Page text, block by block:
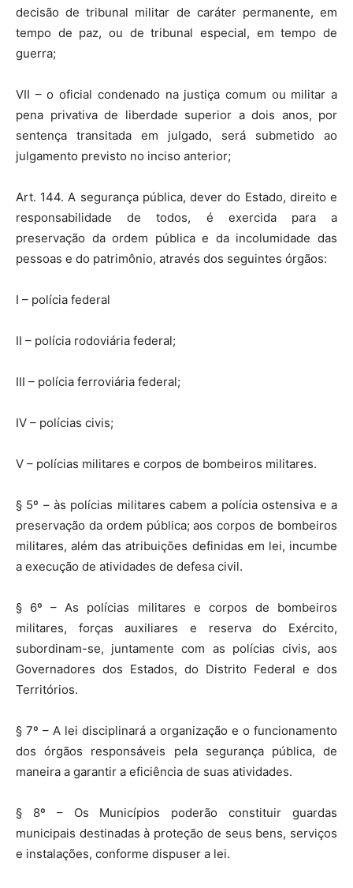
decisão de tribunal militar de caráter permanente, em
tempo de paz, ou de tribunal especial, em tempo de
guerra;
VII – o oficial condenado na justiça comum ou militar a
pena privativa de liberdade superior a dois anos, por
sentença transitada em julgado, será submetido ao
julgamento previsto no inciso anterior;
Art. 144. A segurança pública, dever do Estado, direito e
responsabilidade de todos, é exercida para a
preservação da ordem pública e da incolumidade das
pessoas e do patrimônio, através dos seguintes órgãos:
I – polícia federal
II – polícia rodoviária federal;
III – polícia ferroviária federal;
IV – polícias civis;
V – polícias militares e corpos de bombeiros militares.
§ 5º – às polícias militares cabem a polícia ostensiva e a
preservação da ordem pública; aos corpos de bombeiros
militares, além das atribuições definidas em lei, incumbe
a execução de atividades de defesa civil.
§ 6º – As polícias militares e corpos de bombeiros
militares, forças auxiliares e reserva do Exército,
subordinam-se, juntamente com as polícias civis, aos
Governadores dos Estados, do Distrito Federal e dos
Territórios.
§ 7º – A lei disciplinará a organização e o funcionamento
dos órgãos responsáveis pela segurança pública, de
maneira a garantir a eficiência de suas atividades.
§ 8º – Os Municípios poderão constituir guardas
municipais destinadas à proteção de seus bens, serviços
e instalações, conforme dispuser a lei.